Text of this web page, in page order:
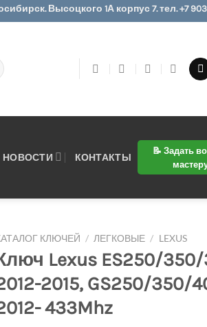
Высоцкого 1А корпус 7. тел. +7 903
НОВОСТИ КОНТАКТЫ
📝 Задать
КЛЮЧЕЙ / ЛЕГКОВЫЕ / LEXUS
Lexus ES250/350/
2015, GS250/350/
433Mhz